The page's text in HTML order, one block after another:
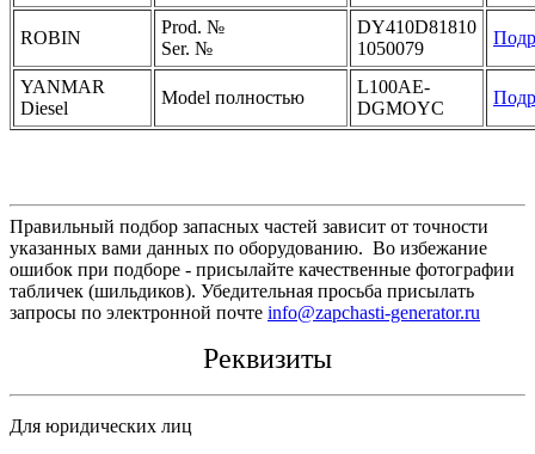
ROBIN
Prod. №
Ser. №
DY410D81810
1050079
YANMAR
Diesel
Model полностью
L100AE-
DGMOYC
Правильный подбор запасных частей зависит от точности
указанных вами данных по оборудованию. Во избежание
ошибок при подборе - присылайте качественные фотографии
табличек (шильдиков). Убедительная просьба присылать
запросы по электронной почте info@zapchasti-generator.ru
Реквизиты
Для юридических лиц